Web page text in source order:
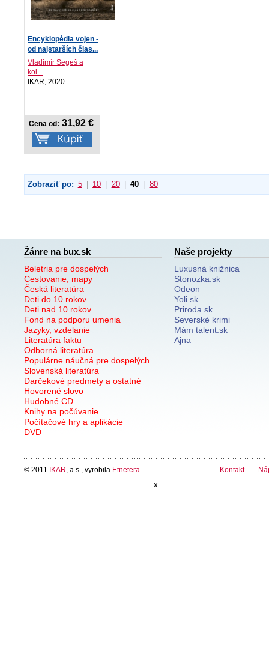
Encyklopédia vojen -
od najstarších čias...
Vladimír Segeš a
kol...
IKAR, 2020
Cena od: 31,92 €
Zobraziť po: 5 10 20 40 80
Žánre na bux.sk
Beletria pre dospelých
Cestovanie, mapy
Česká literatúra
Deti do 10 rokov
Deti nad 10 rokov
Fond na podporu umenia
Jazyky, vzdelanie
Literatúra faktu
Odborná literatúra
Populárne náučná pre dospelých
Slovenská literatúra
Darčekové predmety a ostatné
Hovorené slovo
Hudobné CD
Knihy na počúvanie
Počítačové hry a aplikácie
DVD
Naše projekty
Luxusná knižnica
Stonozka.sk
Odeon
Yoli.sk
Priroda.sk
Severské krimi
Mám talent.sk
Ajna
© 2011 IKAR , a.s., vyrobila Etnetera Kontakt
x